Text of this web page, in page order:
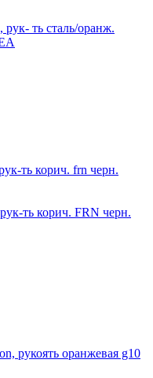
ть сталь/оранж.
ть корич. FRN черн.